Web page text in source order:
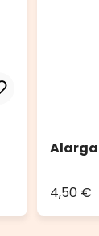
4,50 €